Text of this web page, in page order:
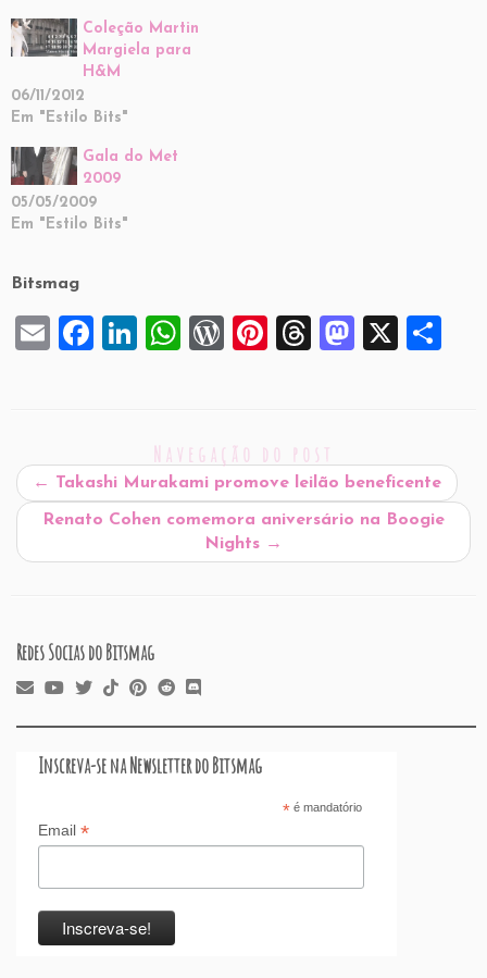
Coleção Martin
Margiela para
H&M
06/11/2012
Em "Estilo Bits"
Gala do Met
2009
05/05/2009
Em "Estilo Bits"
Bitsmag
E
F
b
o
Li
e
dI
n
W
A
p
W
P
re
ss
Pi
t
T
d
s
M
d
o
X
Navegação do post
← Takashi Murakami promove leilão beneficente
Renato Cohen comemora aniversário na Boogie
Nights →
Redes Socias do Bitsmag
Inscreva-se na Newsletter do Bitsmag
*é mandatório
Email *